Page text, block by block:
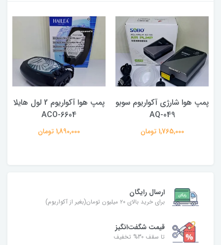
پمپ هوا شارژی آکواریوم سوبو
AQ-049
1,765,000 تومان
پمپ هوا آکواریوم 2 لول هایلا
ACO-6604
1,890,000 تومان
ارسال رایگان
برای خرید بالای ۲۰ میلیون تومان(بغیر از آکواریوم)
قیمت شگفت‌انگیز
تا سقف 30% تخفیف